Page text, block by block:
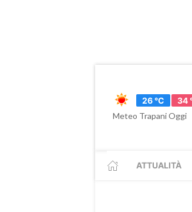
26 °C
34
Meteo Trapani Oggi
ATTUALITÀ